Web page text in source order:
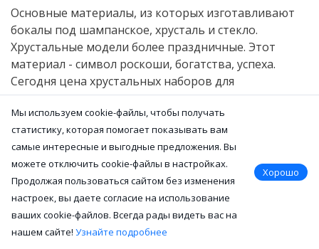
Основные материалы, из которых изготавливают
бокалы под шампанское, хрусталь и стекло.
Хрустальные модели более праздничные. Этот
материал - символ роскоши, богатства, успеха.
Сегодня цена хрустальных наборов для
шампанского вполне доступна.
Оцинкованное стекло для фужеров очень хрупкое,
но прозрачное и красивое. Кроме традиционных,
прозрачных, пользуются успехом бокалы из
цветного стекла. Вне конкуренции изделия,
отлитые в Мурано, Венеция.
Если пить игристый напиток из красивой посуды,
его вкус станет особенным. Встреча с друзьями, или
Мы используем cookie-файлы, чтобы получать
статистику, которая помогает показывать вам
самые интересные и выгодные предложения. Вы
можете отключить cookie-файлы в настройках.
Продолжая пользоваться сайтом без изменения
настроек, вы даете согласие на использование
ваших cookie-файлов. Всегда рады видеть вас на
нашем сайте! Узнайте подробнее
Хорошо